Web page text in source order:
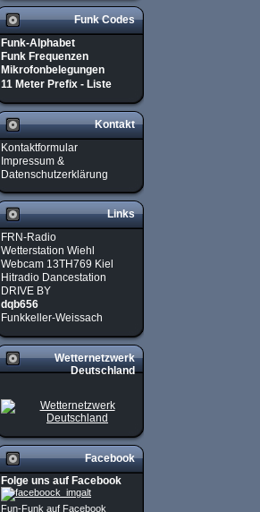
Funk Codes
Funk-Alphabet
Funk Frequenzen
Mikrofonbelegungen
11 Meter Prefix - Liste
Kontakt
Kontaktformular
Impressum &
Datenschutzerklärung
Links
FRN-Radio
Wetterstation Wiehl
Webcam 13TH769 Kiel
Hitradio Dancestation
DRIVE BY
dqb656
Funkkeller-Weissach
Wetternetzwerk
Deutschland
Facebook
Folge uns auf Facebook
Fun-Funk auf Facebook